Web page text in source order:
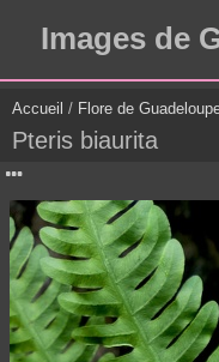
Images de
Accueil / Flore de
Pteris biaurita